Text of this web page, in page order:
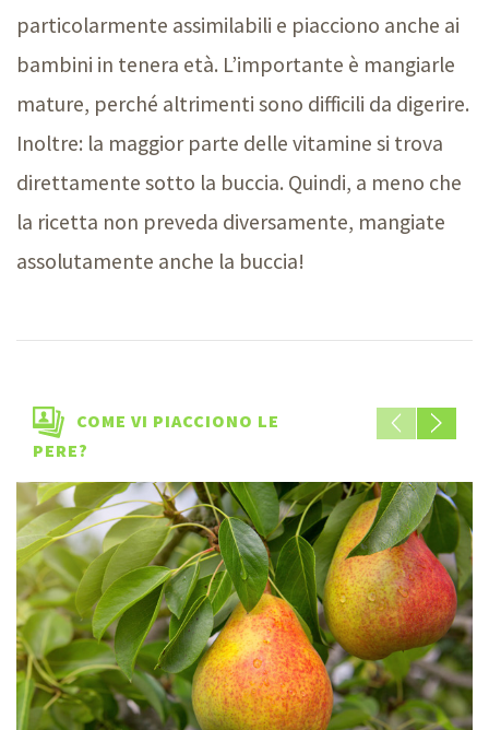
particolarmente assimilabili e piacciono anche ai
bambini in tenera età. L’importante è mangiarle
mature, perché altrimenti sono difficili da digerire.
Inoltre: la maggior parte delle vitamine si trova
direttamente sotto la buccia. Quindi, a meno che
la ricetta non preveda diversamente, mangiate
assolutamente anche la buccia!
COME VI PIACCIONO LE
PERE?